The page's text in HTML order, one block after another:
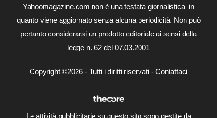
Yahoomagazine.com non è una testata giornalistica, in
quanto viene aggiornato senza alcuna periodicità. Non può
pertanto considerarsi un prodotto editoriale ai sensi della
legge n. 62 del 07.03.2001
Copyright ©2026 - Tutti i diritti riservati - Contattaci
Le attività pubblicitarie su questo sito sono gestite da